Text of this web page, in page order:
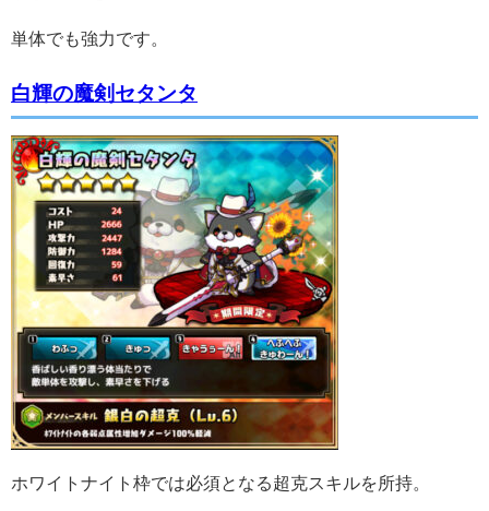
単体でも強力です。
白輝の魔剣セタンタ
ホワイトナイト枠では必須となる超克スキルを所持。